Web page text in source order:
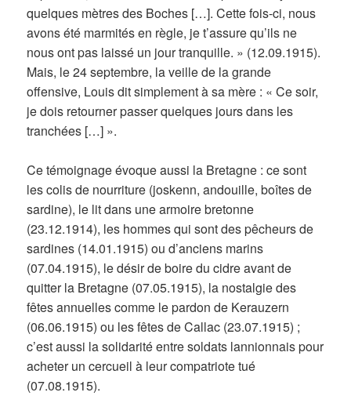
quelques mètres des Boches […]. Cette fois-ci, nous
avons été marmités en règle, je t’assure qu’ils ne
nous ont pas laissé un jour tranquille. » (12.09.1915).
Mais, le 24 septembre, la veille de la grande
offensive, Louis dit simplement à sa mère : « Ce soir,
je dois retourner passer quelques jours dans les
tranchées […] ».
Ce témoignage évoque aussi la Bretagne : ce sont
les colis de nourriture (joskenn, andouille, boîtes de
sardine), le lit dans une armoire bretonne
(23.12.1914), les hommes qui sont des pêcheurs de
sardines (14.01.1915) ou d’anciens marins
(07.04.1915), le désir de boire du cidre avant de
quitter la Bretagne (07.05.1915), la nostalgie des
fêtes annuelles comme le pardon de Kerauzern
(06.06.1915) ou les fêtes de Callac (23.07.1915) ;
c’est aussi la solidarité entre soldats lannionnais pour
acheter un cercueil à leur compatriote tué
(07.08.1915).